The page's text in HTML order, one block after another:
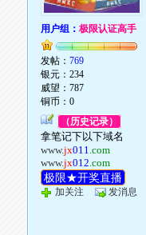
用户组：极限认证高手
发帖：769
银元：234
威望：787
铜币：0
（历史记录）
拿笔记下以下域名
www.jx011.com
www.jx012.com
极限★开奖直播
加关注 发消息